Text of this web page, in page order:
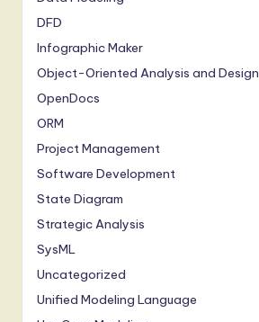
DFD
Infographic Maker
Object-Oriented Analysis and Design
OpenDocs
ORM
Project Management
Software Development
State Diagram
Strategic Analysis
SysML
Uncategorized
Unified Modeling Language